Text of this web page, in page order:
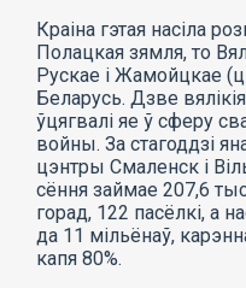
Краіна гэтая насіла
Полацкая зямля, то
Рускае і Жамойцкае
Беларусь. Дзве
ўцягвалі яе ў сферу
войны. За стагоддзі
цэнтры Смаленск і
сёння займае 207,6
горад, 122 пасёлкі, а
да 11 мільёнаў,
капя 80%.